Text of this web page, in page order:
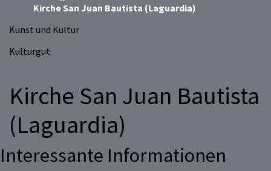
Kirche San Juan Bautista (Laguardia)
Kunst und Kultur
Kulturgut
Kirche San Juan Bautista
(Laguardia)
Interessante Informationen